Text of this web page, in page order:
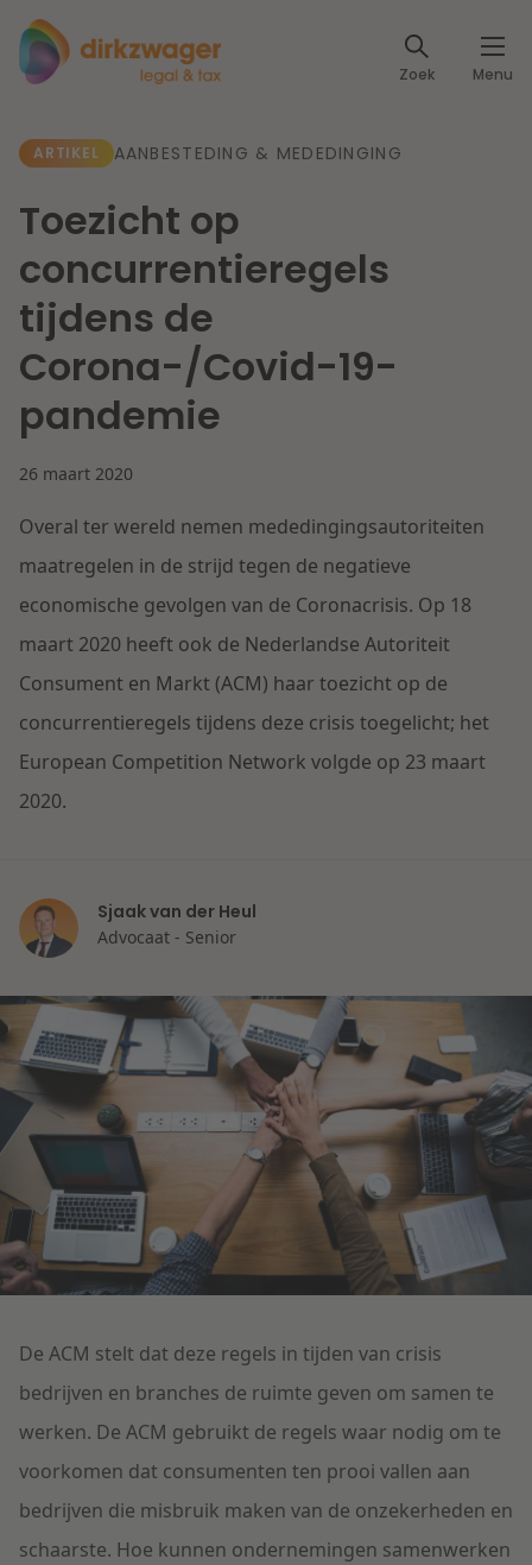
Zoek Menu
Expertises
Fiscaal
Arbeid & Pensioen
IT & Privacy
IE & Innovatie
Herstructurering & Insolventie
Energie
Zorg & Sociaal domein
Vastgoed
Aanbesteding & Mededinging
Aansprakelijkheid & Verzekering
Litigation
Onderwijs
Dichtbij de kansen en uitdagingen in de
woningbouw
Lees meer
Dichtbij de wendbare onderneming
Lees meer
Artikelen
Klantcases
Events
Specialisten
Internationale partners
Nieuws
Werken bij
Contact
Nederlands
ARTIKEL AANBESTEDING & MEDEDINGING
Toezicht op
concurrentieregels
tijdens de
Corona-/Covid-19-
pandemie
26 maart 2020
Overal ter wereld nemen mededingingsautoriteiten
maatregelen in de strijd tegen de negatieve
economische gevolgen van de Coronacrisis. Op 18
maart 2020 heeft ook de Nederlandse Autoriteit
Consument en Markt (ACM) haar toezicht op de
concurrentieregels tijdens deze crisis toegelicht; het
European Competition Network volgde op 23 maart
2020.
Sjaak van der Heul
Advocaat - Senior
De ACM stelt dat deze regels in tijden van crisis
bedrijven en branches de ruimte geven om samen te
werken. De ACM gebruikt de regels waar nodig om te
voorkomen dat consumenten ten prooi vallen aan
bedrijven die misbruik maken van de onzekerheden en
schaarste. Hoe kunnen ondernemingen samenwerken